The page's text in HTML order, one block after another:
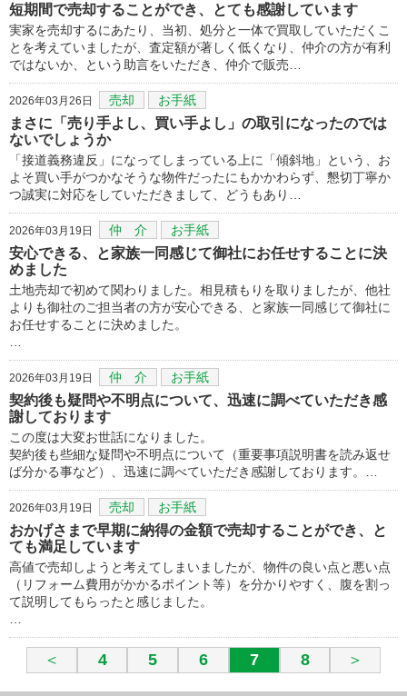
短期間で売却することができ、とても感謝しています
実家を売却するにあたり、当初、処分と一体で買取していただくこ
とを考えていましたが、査定額が著しく低くなり、仲介の方が有利
ではないか、という助言をいただき、仲介で販売…
2026年03月26日 売却 お手紙
まさに「売り手よし、買い手よし」の取引になったのでは
ないでしょうか
「接道義務違反」になってしまっている上に「傾斜地」という、お
よそ買い手がつかなそうな物件だったにもかかわらず、懇切丁寧か
つ誠実に対応をしていただきまして、どうもあり…
2026年03月19日 仲 介 お手紙
安心できる、と家族一同感じて御社にお任せすることに決
めました
土地売却で初めて関わりました。相見積もりを取りましたが、他社
よりも御社のご担当者の方が安心できる、と家族一同感じて御社に
お任せすることに決めました。
2026年03月19日 仲 介 お手紙
契約後も疑問や不明点について、迅速に調べていただき感
謝しております
この度は大変お世話になりました。
契約後も些細な疑問や不明点について（重要事項説明書を読み返せ
ば分かる事など）、迅速に調べていただき感謝しております。…
2026年03月19日 売却 お手紙
おかげさまで早期に納得の金額で売却することができ、と
ても満足しています
高値で売却しようと考えてしまいましたが、物件の良い点と悪い点
（リフォーム費用がかかるポイント等）を分かりやすく、腹を割っ
て説明してもらったと感じました。
＜ 4 5 6 7 8 ＞